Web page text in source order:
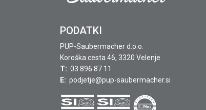
PODATKI
PUP-Saubermacher d.o.o.
Koroška cesta 46, 3320 Velenje
T: 03 896 87 11
E: podjetje@pup-saubermacher.si